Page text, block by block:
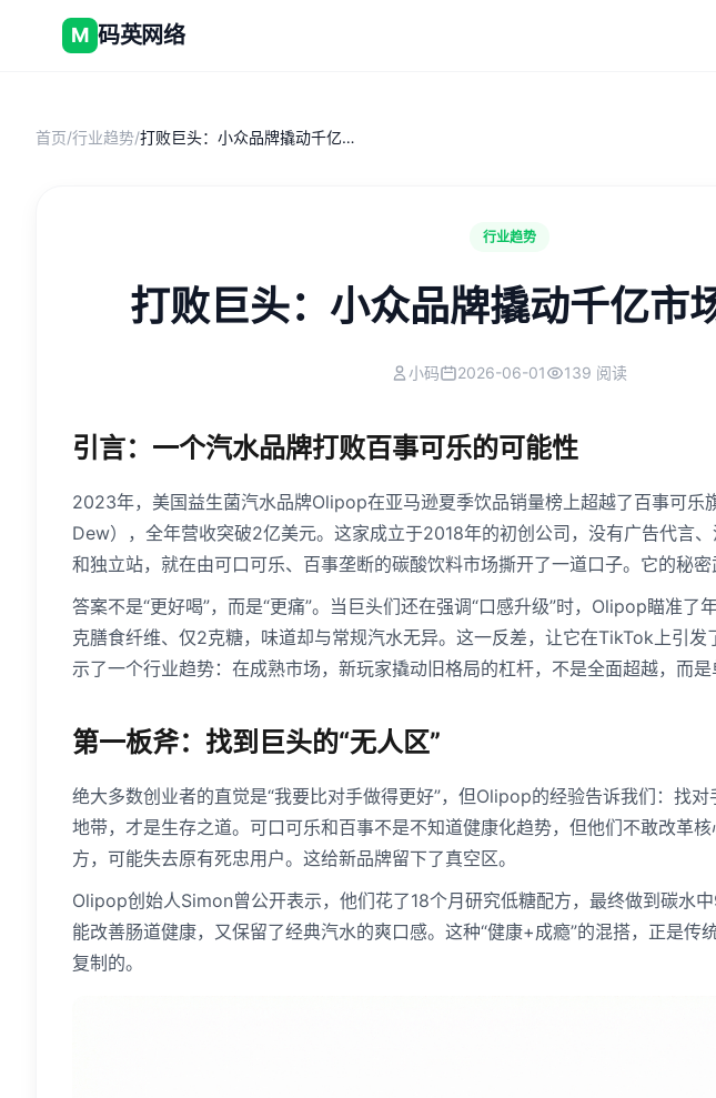
M 码英网络
首页/行业趋势/ 打败巨头：小众品牌撬动千亿市场的三板斧
行业趋势
打败巨头：小众品牌撬动千亿市
小码 2026-06-01 139 阅读
引言：一个汽水品牌打败百事可乐的可能性
2023年，美国益生菌汽水品牌Olipop在亚马逊夏季饮品销量榜上超越了百事可乐
Dew），全年营收突破2亿美元。这家成立于2018年的初创公司，没有广告代言
和独立站，就在由可口可乐、百事垄断的碳酸饮料市场撕开了一道口子。它的秘密
答案不是“更好喝”，而是“更痛”。当巨头们还在强调“口感升级”时，Olipop瞄准
克膳食纤维、仅2克糖，味道却与常规汽水无异。这一反差，让它在TikTok上引
示了一个行业趋势：在成熟市场，新玩家撬动旧格局的杠杆，不是全面超越，而是
第一板斧：找到巨头的“无人区”
绝大多数创业者的直觉是“我要比对手做得更好”，但Olipop的经验告诉我们：找
地带，才是生存之道。可口可乐和百事不是不知道健康化趋势，但他们不敢改革
方，可能失去原有死忠用户。这给新品牌留下了真空区。
Olipop创始人Simon曾公开表示，他们花了18个月研究低糖配方，最终做到碳水
能改善肠道健康，又保留了经典汽水的爽口感。这种“健康+成瘾”的混搭，正是传
复制的。